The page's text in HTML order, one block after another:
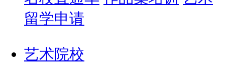
留学申请
艺术院校